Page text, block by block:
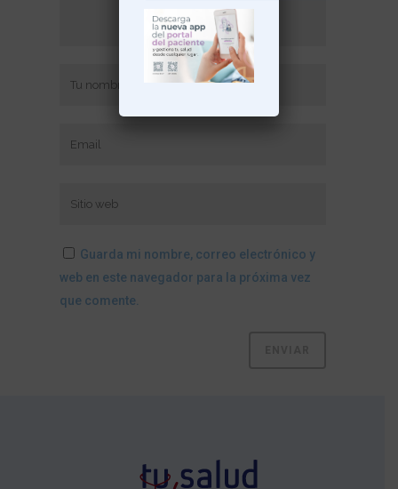
Guarda mi nombre, correo electrónico y
web en este navegador para la próxima vez
que comente.